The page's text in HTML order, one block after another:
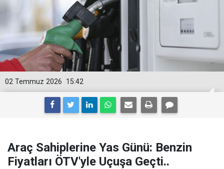
15:42
02 Temmuz 2026
Araç Sahiplerine Yas Günü: Benzin
Fiyatları ÖTV'yle Uçuşa Geçti..